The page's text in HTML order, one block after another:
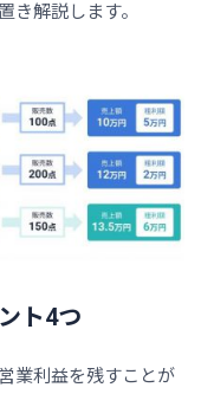
き解説します。
ト4つ
業利益を残すことが